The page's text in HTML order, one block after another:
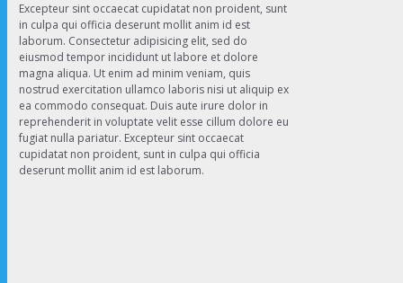
Excepteur sint occaecat cupidatat non proident, sunt
in culpa qui officia deserunt mollit anim id est
laborum. Consectetur adipisicing elit, sed do
eiusmod tempor incididunt ut labore et dolore
magna aliqua. Ut enim ad minim veniam, quis
nostrud exercitation ullamco laboris nisi ut aliquip ex
ea commodo consequat. Duis aute irure dolor in
reprehenderit in voluptate velit esse cillum dolore eu
fugiat nulla pariatur. Excepteur sint occaecat
cupidatat non proident, sunt in culpa qui officia
deserunt mollit anim id est laborum.